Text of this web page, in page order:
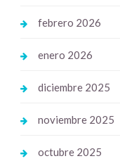
febrero 2026
enero 2026
diciembre 2025
noviembre 2025
octubre 2025